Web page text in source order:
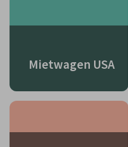
Mietwagen USA